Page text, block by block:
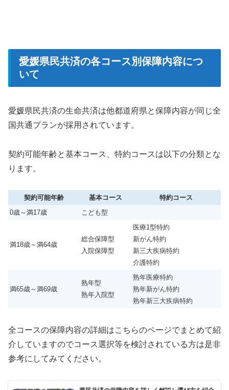
愛媛県民共済の各コース別保障内容につ
いて
愛媛県民共済の生命共済は他都道府県と保障内容が同じ全
国共通プランが採用されています。
契約可能年齢と基本コース、特約コースは以下の分類とな
ります。
契約可能年齢 基本コース
特約コース
0歳～満17歳
こども型
満18歳～満64歳
総合保障型
入院保障型
医療1型特約
新がん特約
新三大疾病特約
介護特約
満65歳～満69歳
熟年型
熟年入院型
熟年医療特約
熟年新がん特約
熟年新三大疾病特約
全コースの保障内容の詳細はこちらのページでまとめて紹
介していますのでコース選択等を検討されている方は是非
参考にしてみてください。